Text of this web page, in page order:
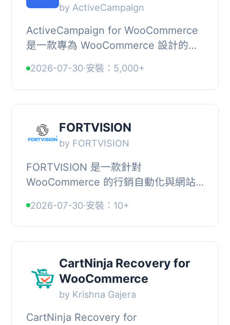
by ActiveCampaign
ActiveCampaign for WooCommerce
是一款專為 WooCommerce 設計的外
與顧客之間的互動。它結合了電子郵
件、簡訊及 WhatsApp...
2026-07-30·安裝：5,000+
FORTVISION
by FORTVISION
FORTVISION 是一款針對
WooCommerce 的行銷自動化與網站
子郵件訂閱者，並展示動態的個性化內
容。透過 CART 放棄、電子郵...
2026-07-30·安裝：10+
CartNinja Recovery for
WooCommerce
by Krishna Gajera
CartNinja Recovery for